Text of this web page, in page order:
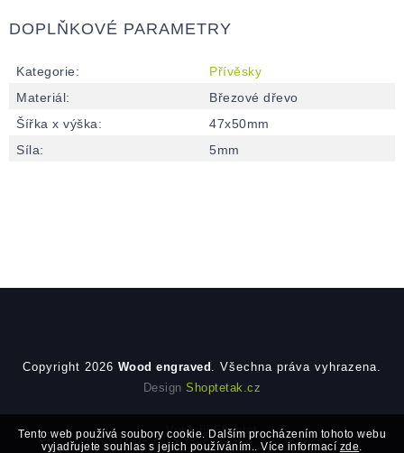
Tento web používá soubory cookie. Dalším procházením tohoto webu
vyjadřujete souhlas s jejich používáním.. Více informací zde.
DOPLŇKOVÉ PARAMETRY
Kategorie:
Přívěsky
Materiál:
Březové dřevo
Šířka x výška:
47x50mm
Síla: 5mm
Copyright 2026 Wood engraved . Všechna práva vyhrazena.
DesignShoptetak.cz
Vytvořil Shoptet